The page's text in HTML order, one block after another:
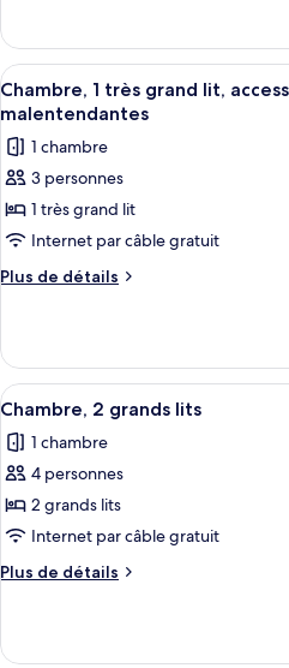
Chambre,
très
grand
lit
le
type
de
chambre
très
grand
lit
Afficher
toutes
les
photos
pour
ce
type
de
1
très
grand
lit,
accessible
aux
personnes
malentendantes
1
Chambre, 1 très grand lit,
malentendantes
1 chambre
3 personnes
1 très grand lit
Internet par câble gratuit
Plus de détails
Plus
le
type
de
Chambre,
grand
lit,
aux
Afficher
toutes
les
photos
pour
ce
type
de
Chambre,
1
Chambre, 2 grands lits
1 chambre
4 personnes
2 grands lits
Internet par câble gratuit
Plus de détails
Plus
le